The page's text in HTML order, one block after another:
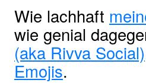
Wie lachhaft
wie genial
(aka Rivva Social)
Emojis.